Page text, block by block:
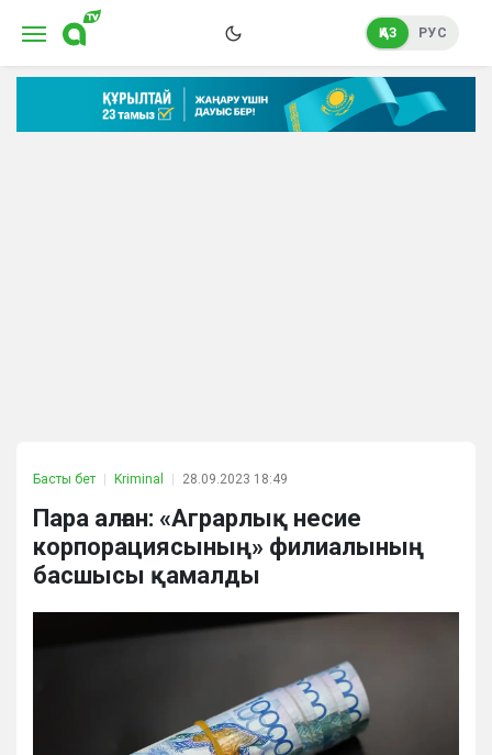
ҚАЗ РУС
Басты бет Kriminal 28.09.2023 18:49
Пара алған: «Аграрлық несие
корпорациясының» филиалының
басшысы қамалды